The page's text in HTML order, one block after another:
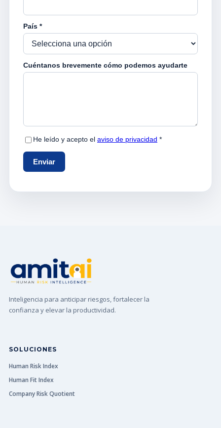
Inteligencia para anticipar riesgos, fortalecer la
confianza y elevar la productividad.
SOLUCIONES
Human Risk Index
Human Fit Index
Company Risk Quotient